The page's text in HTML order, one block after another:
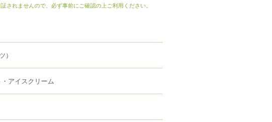
されませんので、必ず事前にご確認の上ご利用ください。
）
アイスクリーム